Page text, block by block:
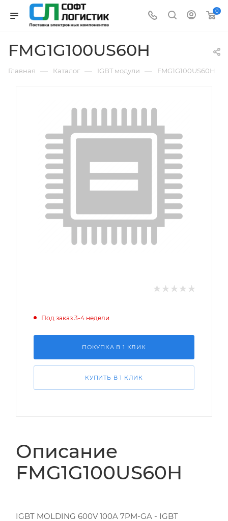
0
FMG1G100US60H
Главная — Каталог — IGBT модули — FMG1G100US60H
Под заказ 3-4 недели
ПОКУПКА В 1 КЛИК
КУПИТЬ В 1 КЛИК
Описание
FMG1G100US60H
IGBT MOLDING 600V 100A 7PM-GA - IGBT